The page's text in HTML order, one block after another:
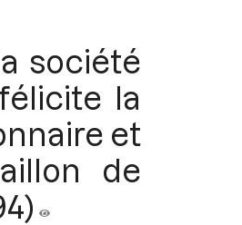
société
la
et
de